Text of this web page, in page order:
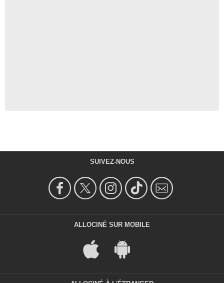
SUIVEZ-NOUS
ALLOCINÉ SUR MOBILE